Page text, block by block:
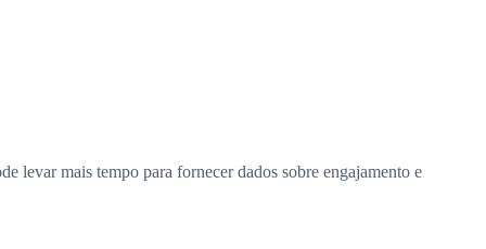
levar mais tempo para fornecer dados sobre engajamento e